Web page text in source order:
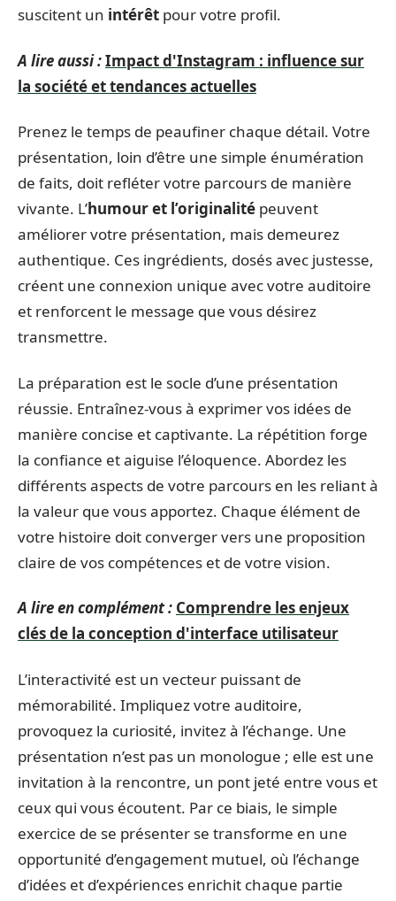
suscitent un intérêt pour votre profil.
A lire aussi :Impact d'Instagram : influence sur
la société et tendances actuelles
Prenez le temps de peaufiner chaque détail. Votre
présentation, loin d’être une simple énumération
de faits, doit refléter votre parcours de manière
vivante. L’humour et l’originalité peuvent
améliorer votre présentation, mais demeurez
authentique. Ces ingrédients, dosés avec justesse,
créent une connexion unique avec votre auditoire
et renforcent le message que vous désirez
transmettre.
La préparation est le socle d’une présentation
réussie. Entraînez-vous à exprimer vos idées de
manière concise et captivante. La répétition forge
la confiance et aiguise l’éloquence. Abordez les
différents aspects de votre parcours en les reliant à
la valeur que vous apportez. Chaque élément de
votre histoire doit converger vers une proposition
claire de vos compétences et de votre vision.
A lire en complément : Comprendre les enjeux
clés de la conception d'interface utilisateur
L’interactivité est un vecteur puissant de
mémorabilité. Impliquez votre auditoire,
provoquez la curiosité, invitez à l’échange. Une
présentation n’est pas un monologue ; elle est une
invitation à la rencontre, un pont jeté entre vous et
ceux qui vous écoutent. Par ce biais, le simple
exercice de se présenter se transforme en une
opportunité d’engagement mutuel, où l’échange
d’idées et d’expériences enrichit chaque partie